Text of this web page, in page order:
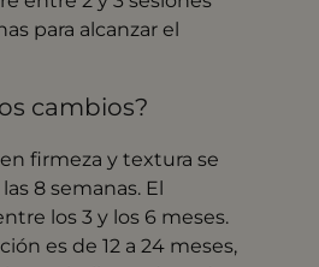
para alcanzar el
cambios?
firmeza y textura se
8 semanas. El
los 3 y los 6 meses.
es de 12 a 24 meses,